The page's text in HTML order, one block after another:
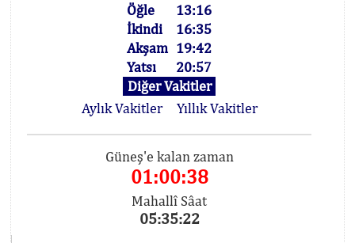
Öğle
13:16
İkindi
16:35
Akşam 19:42
Yatsı
20:57
Diğer Vakitler
Aylık Vakitler
Yıllık Vakitler
Güneş'e kalan zaman
01:00:38
Mahallî Sâat
05:35:22